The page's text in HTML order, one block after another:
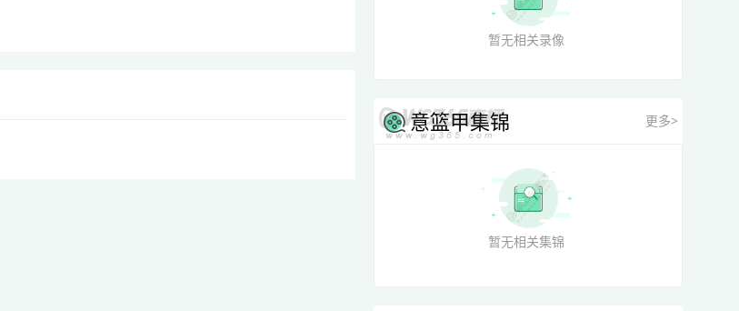
暂无相关录像
意篮甲集锦 更多>
暂无相关集锦